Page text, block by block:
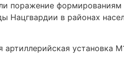
поражение
Нацгвардии в районах
установка